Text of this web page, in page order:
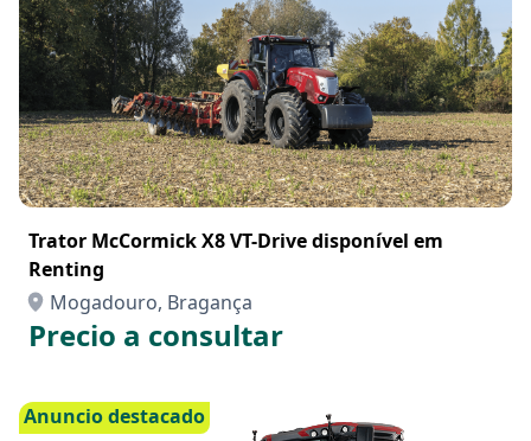
Trator McCormick X8 VT-Drive disponível em
Renting
Mogadouro, Bragança
Precio a consultar
Anuncio destacado